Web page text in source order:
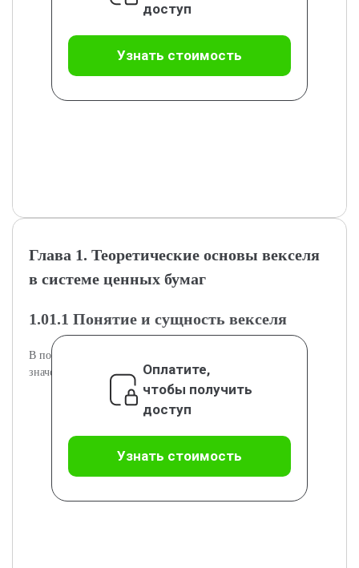
доступ
Узнать стоимость
Глава 1. Теоретические основы векселя
в системе ценных бумаг
1.01.1 Понятие и сущность векселя
В подразделе рассматривается определение, функции и
значение векселя в экономике.Оплатите,
чтобы получить
доступ
Узнать стоимость